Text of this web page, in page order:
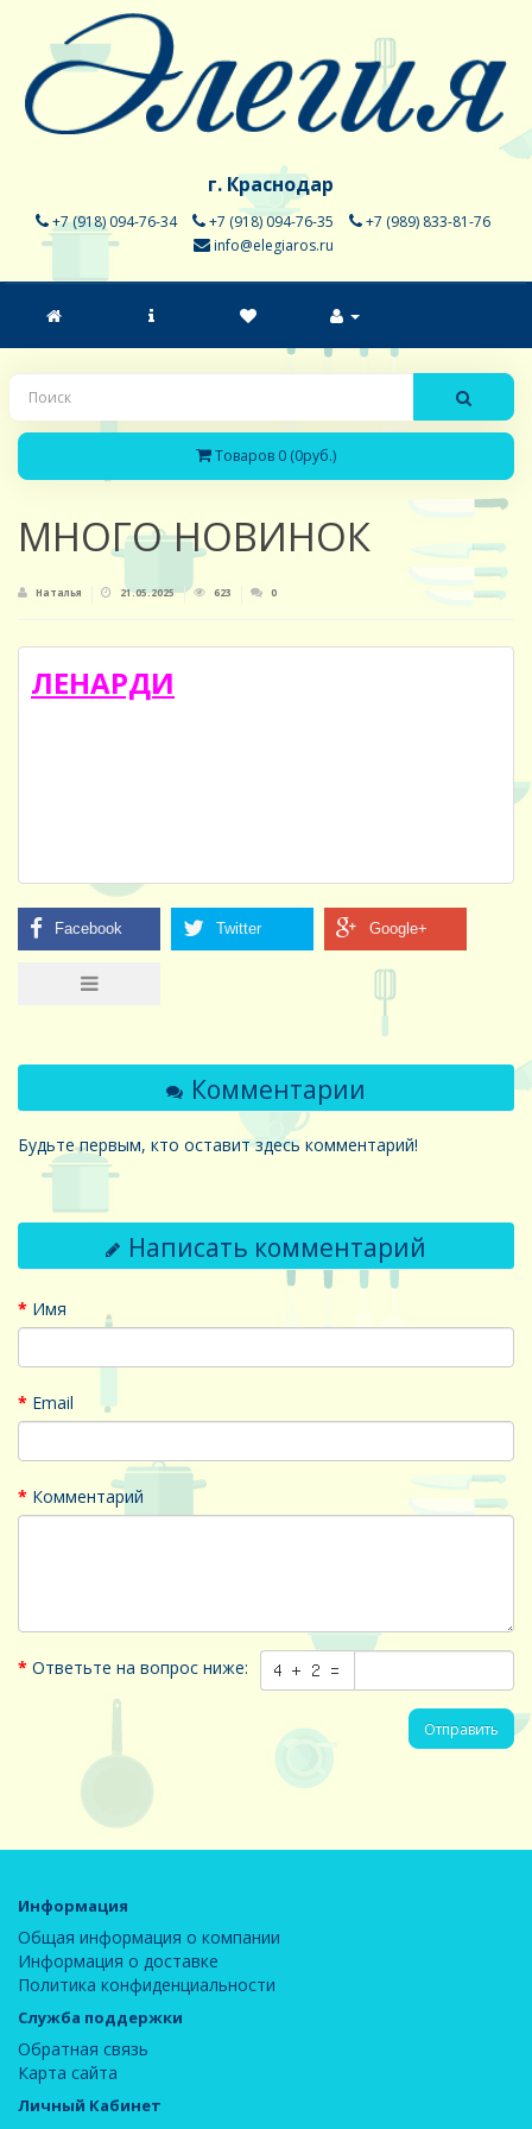
г. Краснодар
+7 (918) 094-76-34 +7 (918) 094-76-35
+7 (989) 833-81-76
info@elegiaros.ru
Товаров 0 (0руб.)
МНОГО НОВИНОК
Наталья 21.05.2025 623 0
ЛЕНАРДИ
Комментарии
Будьте первым, кто оставит здесь комментарий!
Написать комментарий
Имя
Email
Комментарий
Ответьте на вопрос ниже:
Отправить
Информация
Общая информация о компании
Информация о доставке
Политика конфиденциальности
Служба поддержки
Обратная связь
Карта сайта
Личный Кабинет